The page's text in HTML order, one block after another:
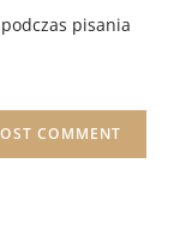
pisania